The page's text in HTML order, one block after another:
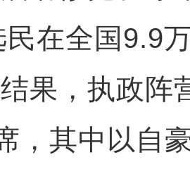
在全国9.9
果，执政阵
，其中以自